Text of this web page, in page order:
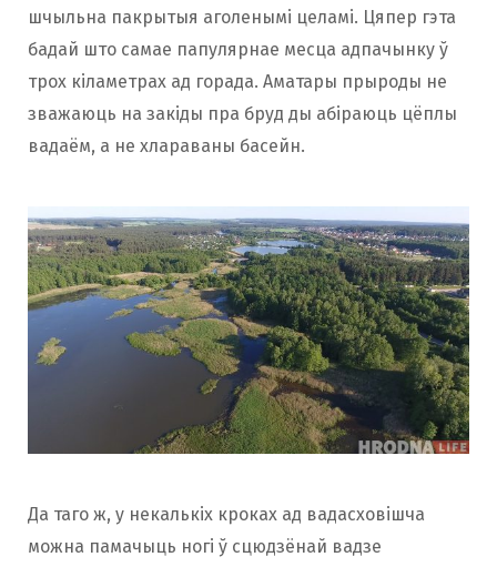
шчыльна пакрытыя аголенымі целамі. Цяпер гэта
бадай што самае папулярнае месца адпачынку ў
трох кіламетрах ад горада. Аматары прыроды не
зважаюць на закіды пра бруд ды абіраюць цёплы
вадаём, а не хлараваны басейн.
Да таго ж, у некалькіх кроках ад вадасховішча
можна памачыць ногі ў сцюдзёнай вадзе